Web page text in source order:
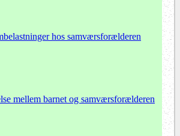
hos samværsforælderen
mellem barnet og samværsforælderen